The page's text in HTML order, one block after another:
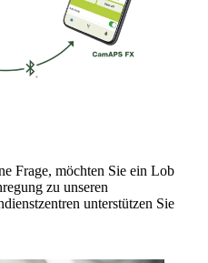
Frage, möchten Sie ein Lob
zu unseren
unterstützen Sie